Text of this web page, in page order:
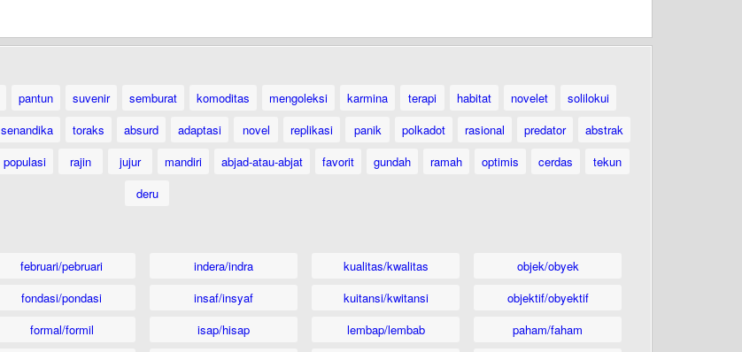
pantun suvenir semburat komoditas mengoleksi karmina terapi habitat novelet
solilokui
senandika toraks absurd adaptasi novel replikasi panik polkadot rasional predator
abstrak
populasi rajin jujur mandiri abjad-atau-abjat favorit gundah ramah optimis cerdas
tekun
deru
februari/pebruari
fondasi/pondasi
formal/formil
indera/indra
insaf/insyaf
isap/hisap
kualitas/kwalitas
kuitansi/kwitansi
lembap/lembab
objek/obyek
objektif/obyektif
paham/faham